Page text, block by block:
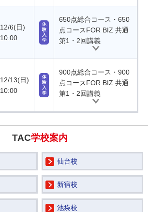
12/6(日)
10:00
体
験
入
学
650点総合コース・650
点コースFOR BIZ 共通
第1・2回講義
12/13(日)
10:00
体
験
入
学
900点総合コース・900
点コースFOR BIZ 共通
第1・2回講義
TAC学校案内
仙台校
新宿校
池袋校